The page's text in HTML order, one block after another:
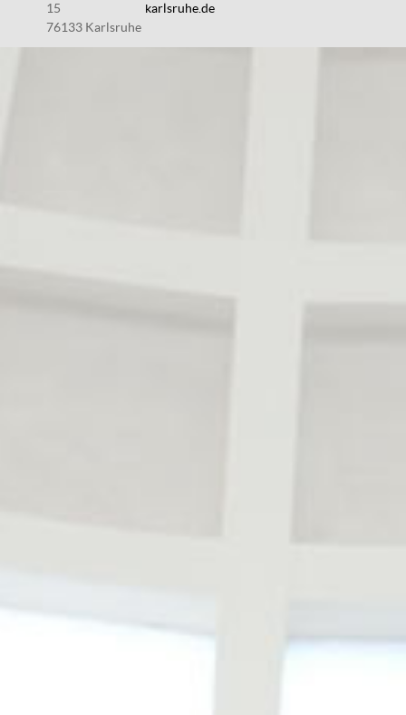
15
76133 Karlsruhe
karlsruhe.de